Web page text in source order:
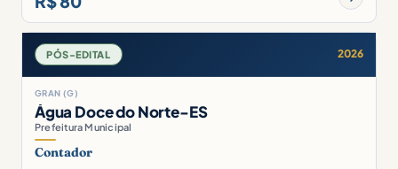
PÓS-EDITAL 2026
GRAN (G)
Água Doce do Norte-ES
Prefeitura Municipal
Contador